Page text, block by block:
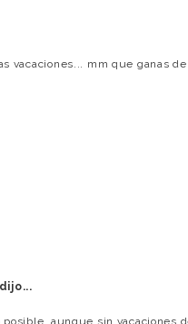
vacaciones... mm que ganas
dijo...
aunque sin vacaciones